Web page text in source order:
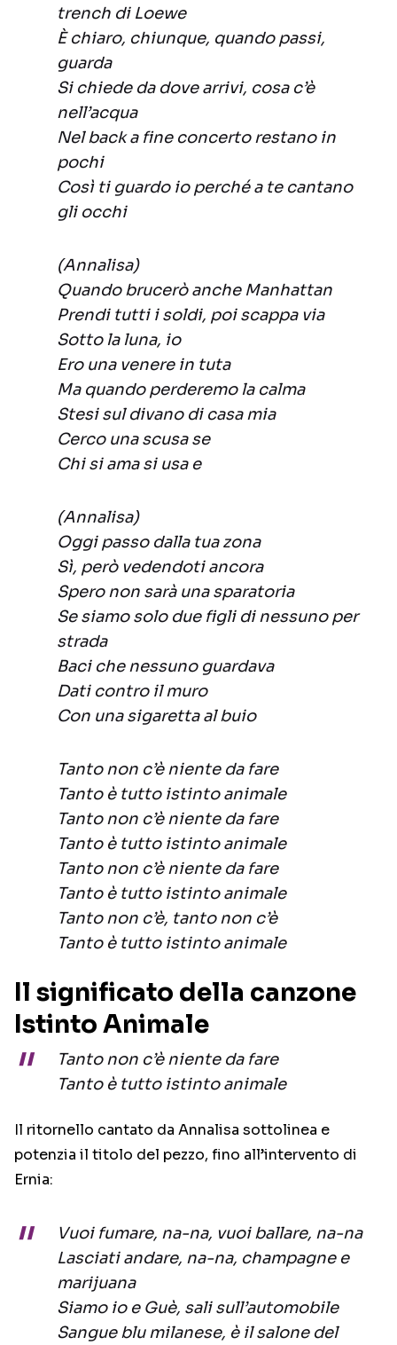
trench di Loewe
È chiaro, chiunque, quando passi,
guarda
Si chiede da dove arrivi, cosa c’è
nell’acqua
Nel back a fine concerto restano in
pochi
Così ti guardo io perché a te cantano
gli occhi
(Annalisa)
Quando brucerò anche Manhattan
Prendi tutti i soldi, poi scappa via
Sotto la luna, io
Ero una venere in tuta
Ma quando perderemo la calma
Stesi sul divano di casa mia
Cerco una scusa se
Chi si ama si usa e
(Annalisa)
Oggi passo dalla tua zona
Sì, però vedendoti ancora
Spero non sarà una sparatoria
Se siamo solo due figli di nessuno per
strada
Baci che nessuno guardava
Dati contro il muro
Con una sigaretta al buio
Tanto non c’è niente da fare
Tanto è tutto istinto animale
Tanto non c’è niente da fare
Tanto è tutto istinto animale
Tanto non c’è niente da fare
Tanto è tutto istinto animale
Tanto non c’è, tanto non c’è
Tanto è tutto istinto animale
Il significato della canzone
Istinto Animale
Tanto non c’è niente da fare
Tanto è tutto istinto animale
Il ritornello cantato da Annalisa sottolinea e
potenzia il titolo del pezzo, fino all’intervento di
Ernia:
Vuoi fumare, na-na, vuoi ballare, na-na
Lasciati andare, na-na, champagne e
marijuana
Siamo io e Guè, sali sull’automobile
Sangue blu milanese, è il salone del